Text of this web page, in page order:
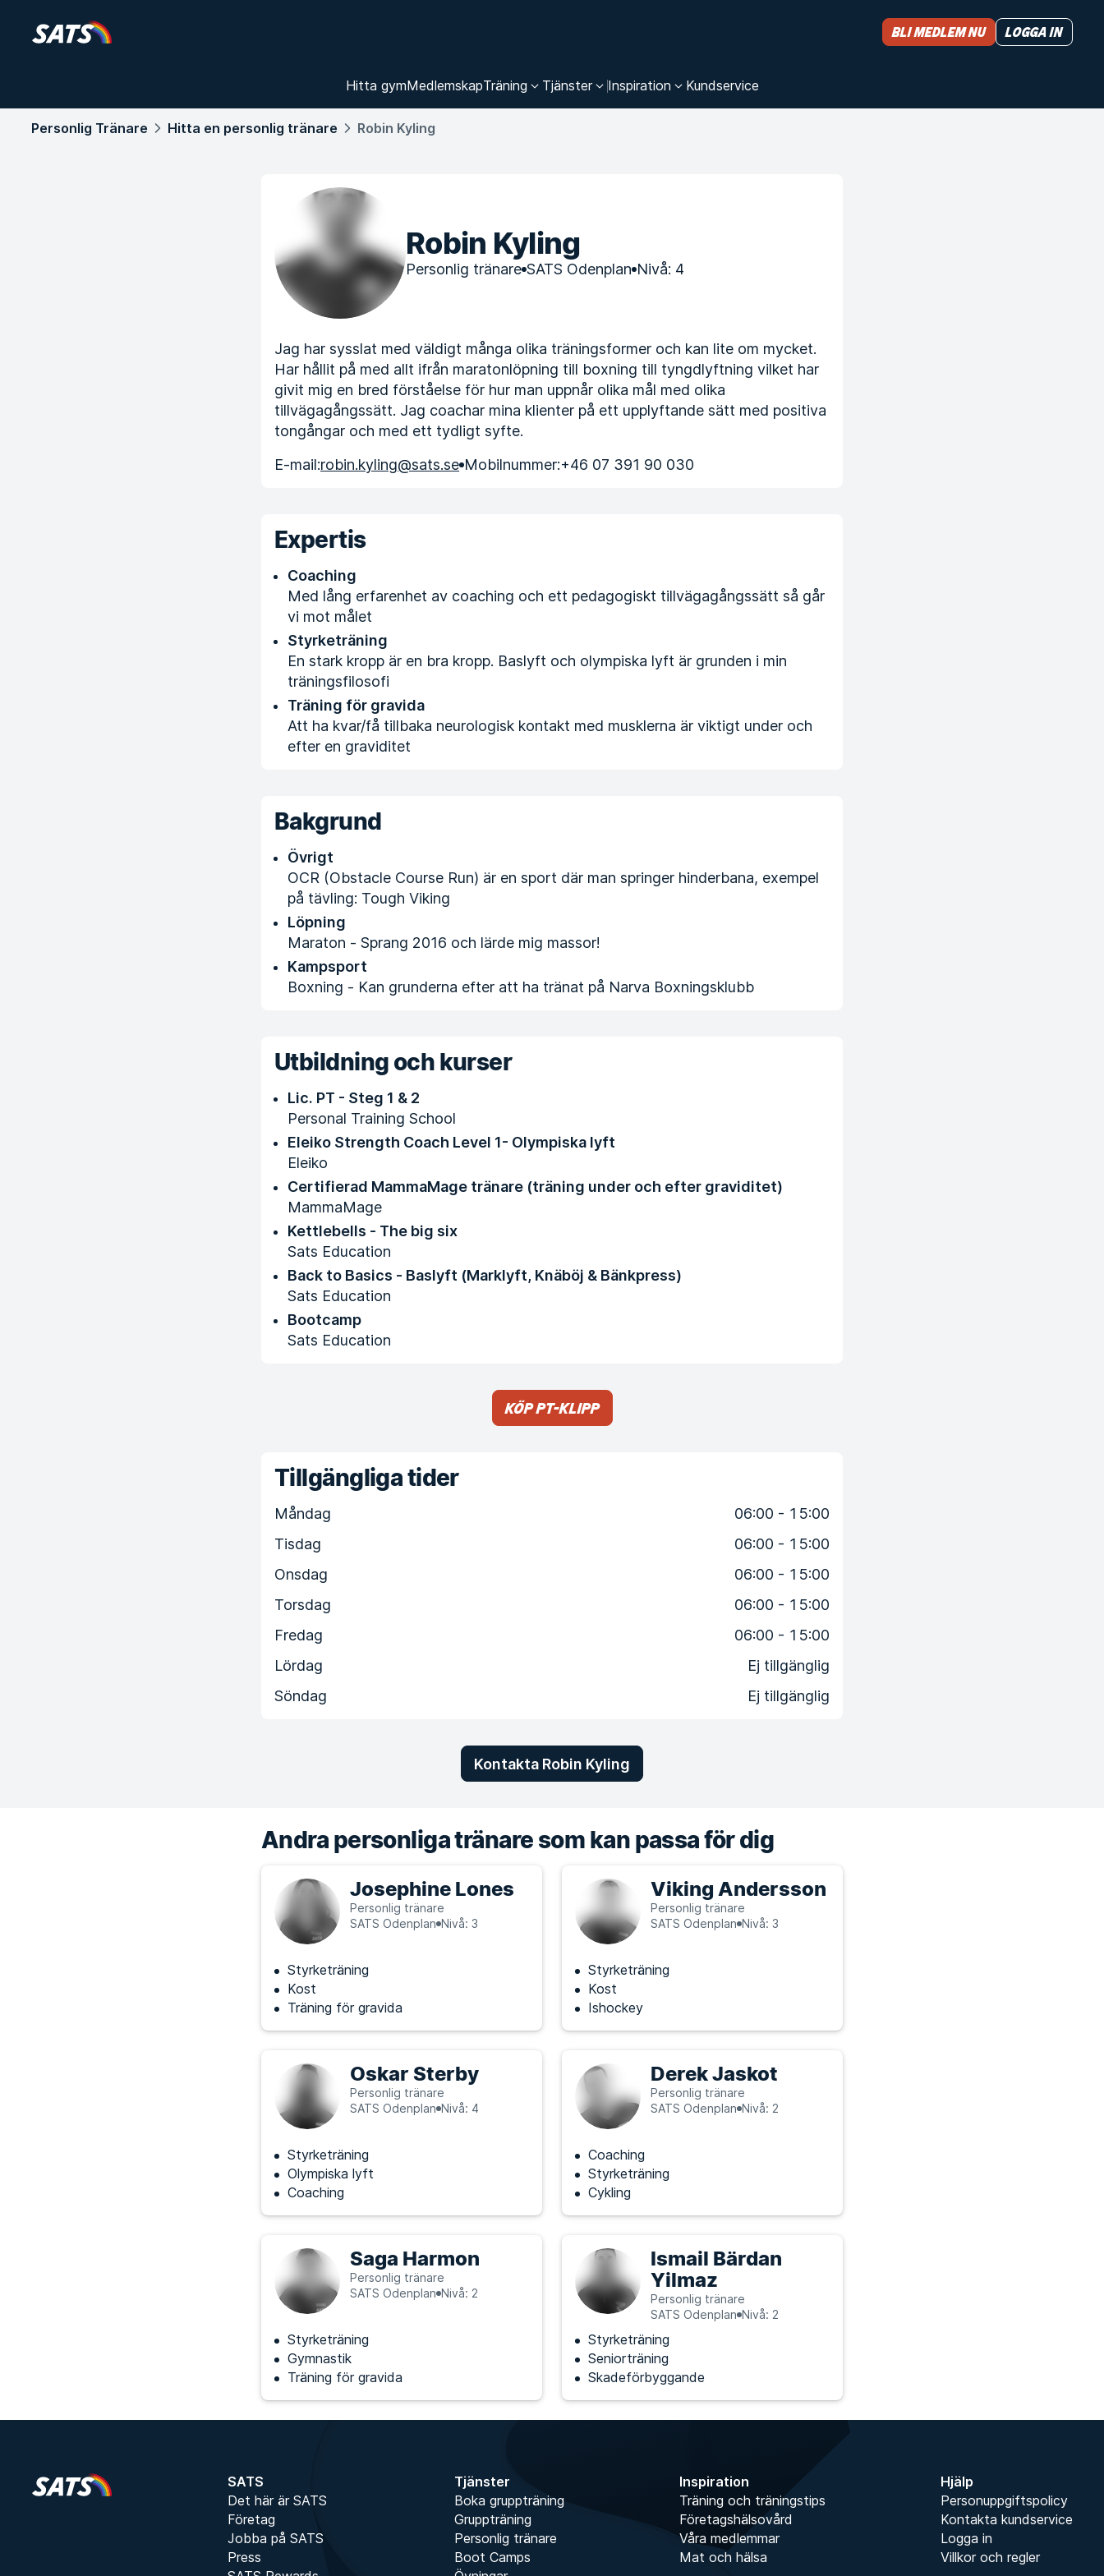
Hitta gymMedlemskapTräning Tjänster Inspiration Kundservice
Bli medlem nu Logga in
Personlig Tränare Hitta en personlig tränare Robin Kyling
Robin Kyling
Personlig tränare SATS Odenplan Nivå: 4
Jag har sysslat med väldigt många olika träningsformer och kan lite om mycket.
Har hållit på med allt ifrån maratonlöpning till boxning till tyngdlyftning vilket har
givit mig en bred förståelse för hur man uppnår olika mål med olika
tillvägagångssätt. Jag coachar mina klienter på ett upplyftande sätt med positiva
tongångar och med ett tydligt syfte.
E-mail:robin.kyling@sats.se Mobilnummer:+46 07 391 90 030
Expertis
Coaching
Med lång erfarenhet av coaching och ett pedagogiskt tillvägagångssätt så går
vi mot målet
Styrketräning
En stark kropp är en bra kropp. Baslyft och olympiska lyft är grunden i min
träningsfilosofi
Träning för gravida
Att ha kvar/få tillbaka neurologisk kontakt med musklerna är viktigt under och
efter en graviditet
Bakgrund
Övrigt
OCR (Obstacle Course Run) är en sport där man springer hinderbana, exempel
på tävling: Tough Viking
Löpning
Maraton - Sprang 2016 och lärde mig massor!
Kampsport
Boxning - Kan grunderna efter att ha tränat på Narva Boxningsklubb
Utbildning och kurser
Lic. PT - Steg 1 & 2
Personal Training School
Eleiko Strength Coach Level 1- Olympiska lyft
Eleiko
Certifierad MammaMage tränare (träning under och efter graviditet)
MammaMage
Kettlebells - The big six
Sats Education
Back to Basics - Baslyft (Marklyft, Knäböj & Bänkpress)
Sats Education
Bootcamp
Sats Education
Köp PT-klipp
Tillgängliga tider
Måndag
06:00 - 15:00
Tisdag
06:00 - 15:00
Onsdag
06:00 - 15:00
Torsdag
06:00 - 15:00
Fredag
06:00 - 15:00
Lördag
Ej tillgänglig
Söndag
Ej tillgänglig
Kontakta Robin Kyling
Andra personliga tränare som kan passa för dig
Josephine Lones
Personlig tränare
SATS Odenplan Nivå: 3
Styrketräning
Kost
Träning för gravida
Viking Andersson
Personlig tränare
SATS Odenplan Nivå: 3
Styrketräning
Kost
Ishockey
Oskar Sterby
Personlig tränare
SATS Odenplan Nivå: 4
Styrketräning
Olympiska lyft
Coaching
Derek Jaskot
Personlig tränare
SATS Odenplan Nivå: 2
Coaching
Styrketräning
Cykling
Saga Harmon
Personlig tränare
SATS Odenplan Nivå: 2
Styrketräning
Gymnastik
Träning för gravida
Ismail Bärdan
Yilmaz
Personlig tränare
SATS Odenplan Nivå: 2
Styrketräning
Seniorträning
Skadeförbyggande
SATS
Det här är SATS
Företag
Jobba på SATS
Press
Tjänster
Boka gruppträning
Gruppträning
Personlig tränare
Boot Camps
Inspiration
Träning och träningstips
Företagshälsovård
Våra medlemmar
Mat och hälsa
Hjälp
Personuppgiftspolicy
Kontakta kundservice
Logga in
Villkor och regler